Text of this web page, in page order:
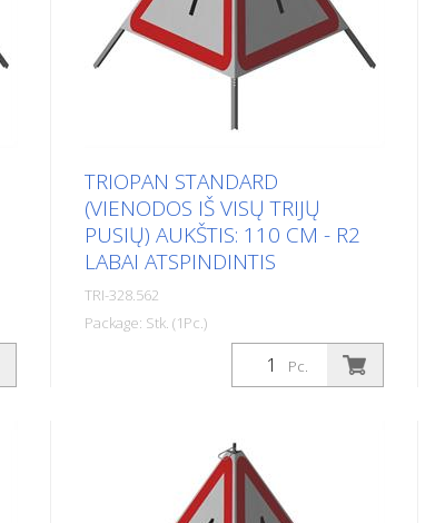
TRIOPAN STANDARD
(VIENODOS IŠ VISŲ TRIJŲ
PUSIŲ) AUKŠTIS: 110 CM - R2
LABAI ATSPINDINTIS
TRI-328.562
Package: Stk. (1Pc.)
Apdaila: R2 - labai atspindinti Aukštis:
110 cm Visose lankstymo signalo
Versija su visiškai atspindinčiu fonu ir
skaidriu signaliniu raudonu
įspėjamuoju trikampiu, kad būtų
Pc.